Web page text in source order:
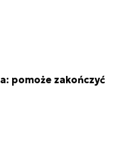
pomoże zakończyć